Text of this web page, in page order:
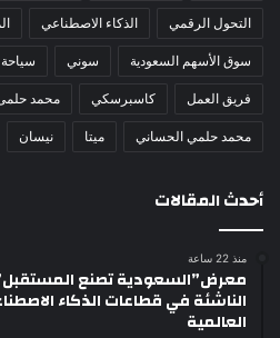
التحول الرقمي الذكاء الاصطناعي
سوق الأسهم السعودية سوني
فريق العمل كاسبرسكي محمد
محمد حلمي الحساني ميتا نيسان
أحدث المقالات
منذ 22 ساعة
معرض”السعودية تصنع
الناشئة في قطاعات الذكاء
العالمية